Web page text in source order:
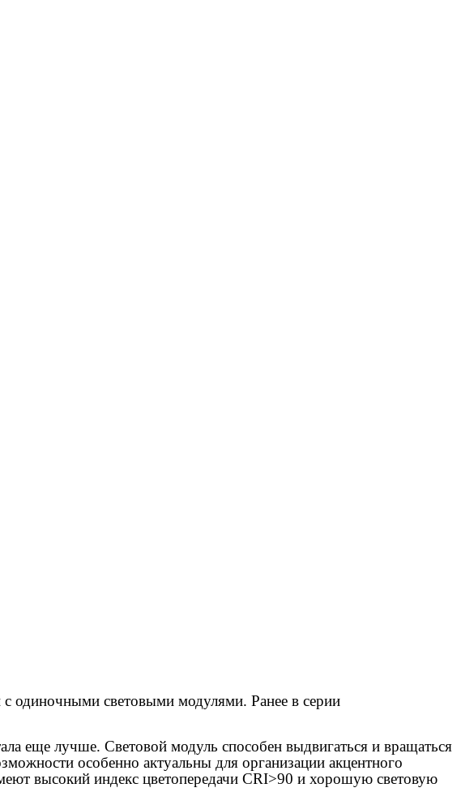
одиночными световыми модулями. Ранее в серии
еще лучше. Световой модуль способен выдвигаться и вращаться
особенно актуальны для организации акцентного
высокий индекс цветопередачи CRI>90 и хорошую световую